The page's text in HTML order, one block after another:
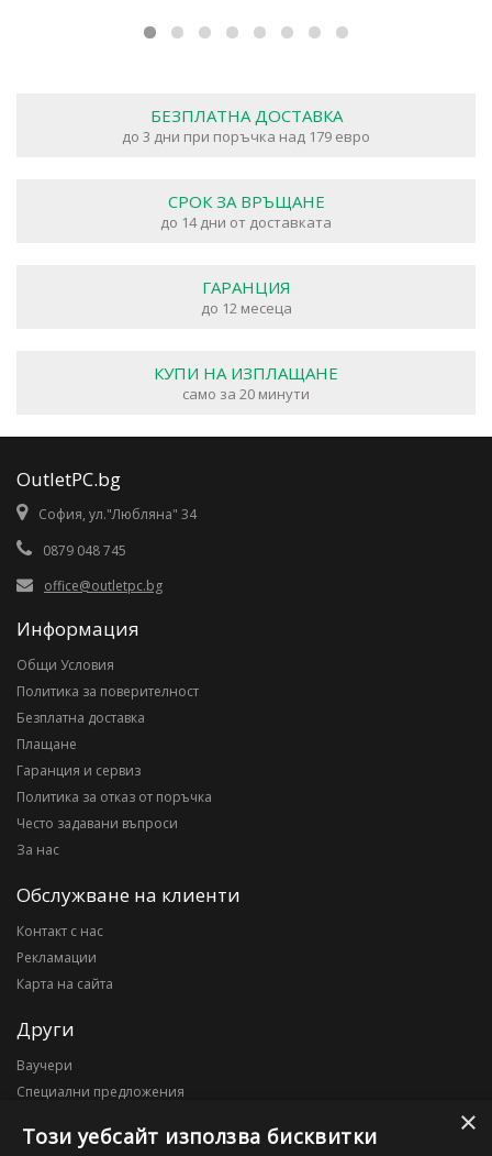
БЕЗПЛАТНА ДОСТАВКА
до 3 дни при поръчка над 179 евро
СРОК ЗА ВРЪЩАНЕ
до 14 дни от доставката
ГАРАНЦИЯ
до 12 месеца
КУПИ НА ИЗПЛАЩАНЕ
само за 20 минути
OutletPC.bg
София, ул."Любляна" 34
0879 048 745
office@outletpc.bg
Информация
Общи Условия
Политика за поверителност
Безплатна доставка
Плащане
Гаранция и сервиз
Политика за отказ от поръчка
Често задавани въпроси
За нас
Обслужване на клиенти
Контакт с нас
Рекламации
Карта на сайта
Други
Ваучери
Специални предложения
×
Този уебсайт използва бисквитки